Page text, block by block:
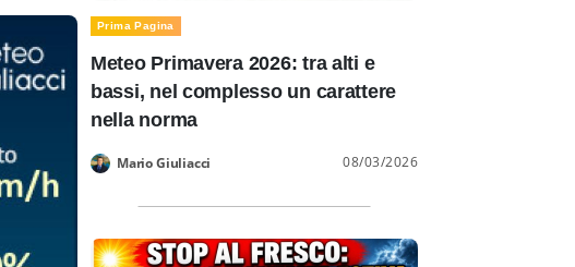
Prima Pagina
Meteo Primavera 2026: tra alti e
bassi, nel complesso un carattere
nella norma
Mario Giuliacci 08/03/2026